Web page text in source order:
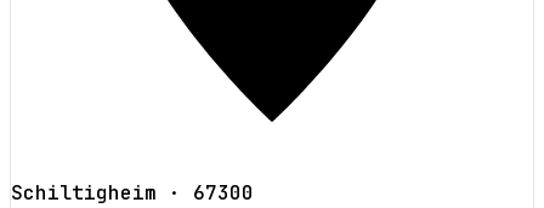
Schiltigheim · 67300